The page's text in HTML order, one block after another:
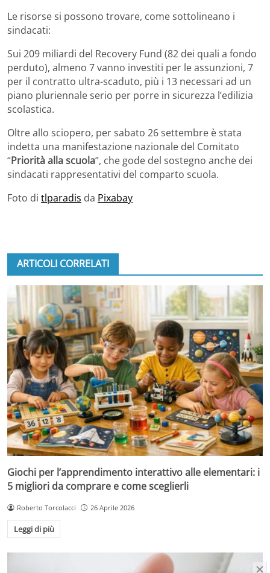
Le risorse si possono trovare, come sottolineano i
sindacati:
Sui 209 miliardi del Recovery Fund (82 dei quali a fondo
perduto), almeno 7 vanno investiti per le assunzioni, 7
per il contratto ultra-scaduto, più i 13 necessari ad un
piano pluriennale serio per porre in sicurezza l’edilizia
scolastica.
Oltre allo sciopero, per sabato 26 settembre è stata
indetta una manifestazione nazionale del Comitato
“Priorità alla scuola”, che gode del sostegno anche dei
sindacati rappresentativi del comparto scuola.
Foto di tlparadis da Pixabay
ARTICOLI CORRELATI
Giochi per l’apprendimento interattivo alle elementari: i
5 migliori da comprare e come sceglierli
Roberto Torcolacci 26 Aprile 2026
Leggi di più